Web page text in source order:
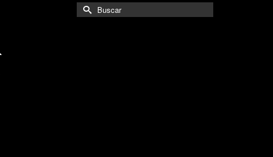
Buscar
por: